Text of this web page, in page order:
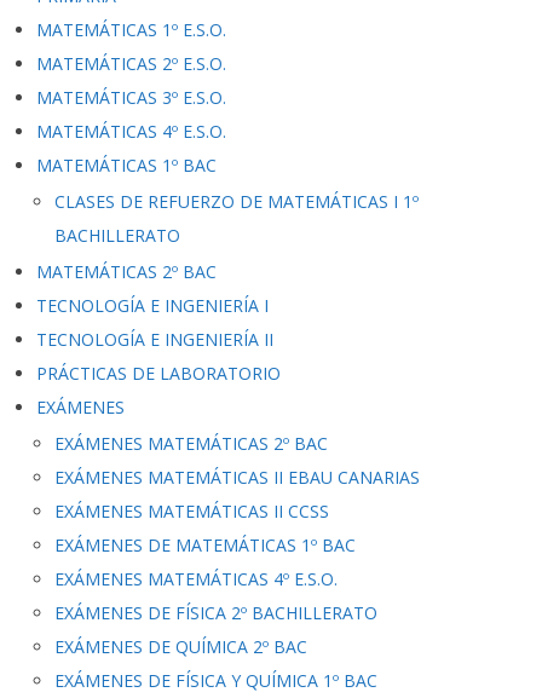
MATEMÁTICAS 1º E.S.O.
MATEMÁTICAS 2º E.S.O.
MATEMÁTICAS 3º E.S.O.
MATEMÁTICAS 4º E.S.O.
MATEMÁTICAS 1º BAC
CLASES DE REFUERZO DE MATEMÁTICAS I 1º
BACHILLERATO
MATEMÁTICAS 2º BAC
TECNOLOGÍA E INGENIERÍA I
TECNOLOGÍA E INGENIERÍA II
PRÁCTICAS DE LABORATORIO
EXÁMENES
EXÁMENES MATEMÁTICAS 2º BAC
EXÁMENES MATEMÁTICAS II EBAU CANARIAS
EXÁMENES MATEMÁTICAS II CCSS
EXÁMENES DE MATEMÁTICAS 1º BAC
EXÁMENES MATEMÁTICAS 4º E.S.O.
EXÁMENES DE FÍSICA 2º BACHILLERATO
EXÁMENES DE QUÍMICA 2º BAC
EXÁMENES DE FÍSICA Y QUÍMICA 1º BAC